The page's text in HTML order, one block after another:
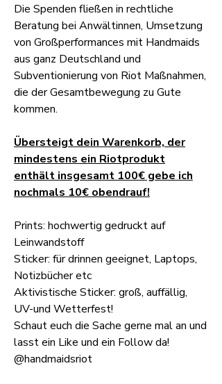
Die Spenden fließen in rechtliche
Beratung bei Anwältinnen, Umsetzung
von Großperformances mit Handmaids
aus ganz Deutschland und
Subventionierung von Riot Maßnahmen,
die der Gesamtbewegung zu Gute
kommen.
Übersteigt dein Warenkorb, der
mindestens ein Riotprodukt
enthält insgesamt 100€ gebe ich
nochmals 10€ obendrauf!
Prints: hochwertig gedruckt auf
Leinwandstoff
Sticker: für drinnen geeignet, Laptops,
Notizbücher etc
Aktivistische Sticker: groß, auffällig,
UV-und Wetterfest!
Schaut euch die Sache gerne mal an und
lasst ein Like und ein Follow da!
@handmaidsriot